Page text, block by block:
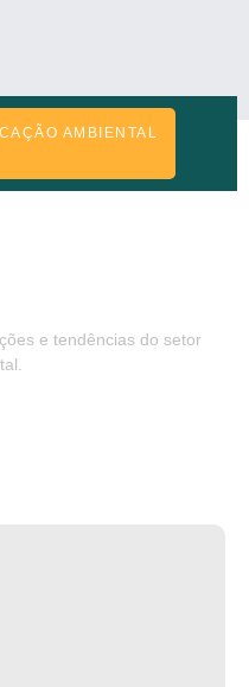
AMBIENTAL
e tendências do setor